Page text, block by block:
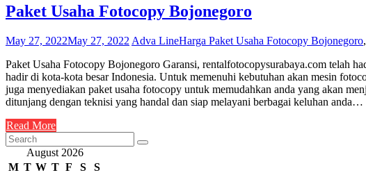
Paket Usaha Fotocopy Bojonegoro
May 27, 2022May 27, 2022 Adva LineHarga Paket Usaha Fotocopy Bojonegoro,
Paket Usaha Fotocopy Bojonegoro Garansi, rentalfotocopysurabaya.com telah
hadir di kota-kota besar Indonesia. Untuk memenuhi kebutuhan akan mesin
juga menyediakan paket usaha fotocopy untuk memudahkan anda yang akan
ditunjang dengan teknisi yang handal dan siap melayani berbagai keluhan anda…
Read More
August 2026
M T W T F S
S